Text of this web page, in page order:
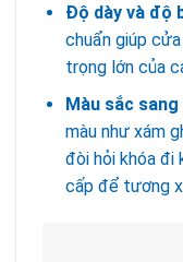
Độ dày và độ
chuẩn giúp
trọng lớn của
Màu sắc
màu như xám
đòi hỏi khóa đi
cấp để tương